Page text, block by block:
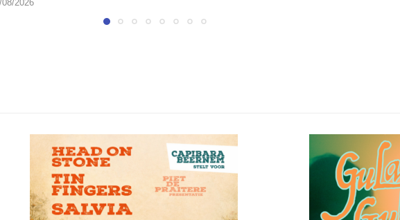
08/2026